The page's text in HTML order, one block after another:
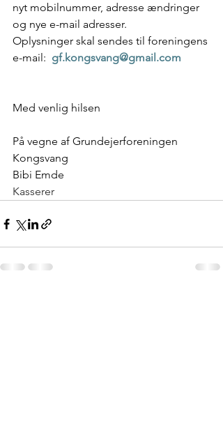
nyt mobilnummer, adresse ændringer
og nye e-mail adresser.
Oplysninger skal sendes til foreningens
e-mail: gf.kongsvang@gmail.com
Med venlig hilsen
På vegne af Grundejerforeningen
Kongsvang
Bibi Emde
Kasserer